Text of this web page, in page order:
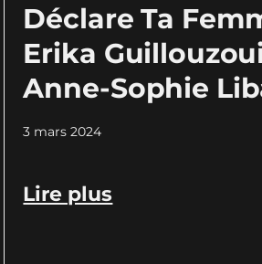
Déclare Ta
Erika
Anne-Sophie
3 mars 2024
Lire plus